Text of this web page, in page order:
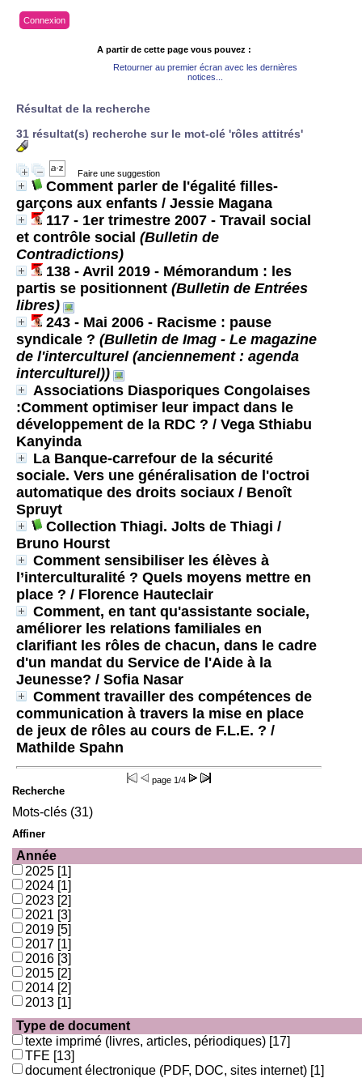
Connexion
A partir de cette page vous pouvez :
Retourner au premier écran avec les dernières
notices...
Résultat de la recherche
31 résultat(s) recherche sur le mot-clé 'rôles attitrés'
Faire une suggestion
Comment parler de l'égalité filles-
garçons aux enfants / Jessie Magana
117 - 1er trimestre 2007 - Travail social
et contrôle social (Bulletin de
Contradictions)
138 - Avril 2019 - Mémorandum : les
partis se positionnent (Bulletin de Entrées
libres)
243 - Mai 2006 - Racisme : pause
syndicale ? (Bulletin de Imag - Le magazine
de l'interculturel (anciennement : agenda
interculturel))
Associations Diasporiques Congolaises
:Comment optimiser leur impact dans le
développement de la RDC ? / Vega Sthiabu
Kanyinda
La Banque-carrefour de la sécurité
sociale. Vers une généralisation de l'octroi
automatique des droits sociaux / Benoît
Spruyt
Collection Thiagi. Jolts de Thiagi /
Bruno Hourst
Comment sensibiliser les élèves à
l’interculturalité ? Quels moyens mettre en
place ? / Florence Hauteclair
Comment, en tant qu'assistante sociale,
améliorer les relations familiales en
clarifiant les rôles de chacun, dans le cadre
d'un mandat du Service de l'Aide à la
Jeunesse? / Sofia Nasar
Comment travailler des compétences de
communication à travers la mise en place
de jeux de rôles au cours de F.L.E. ? /
Mathilde Spahn
page 1/4
Recherche
Mots-clés (31)
Affiner
Année
2025 [1]
2024 [1]
2023 [2]
2021 [3]
2019 [5]
2017 [1]
2016 [3]
2015 [2]
2014 [2]
2013 [1]
Type de document
texte imprimé (livres, articles, périodiques) [17]
TFE [13]
document électronique (PDF, DOC, sites internet) [1]